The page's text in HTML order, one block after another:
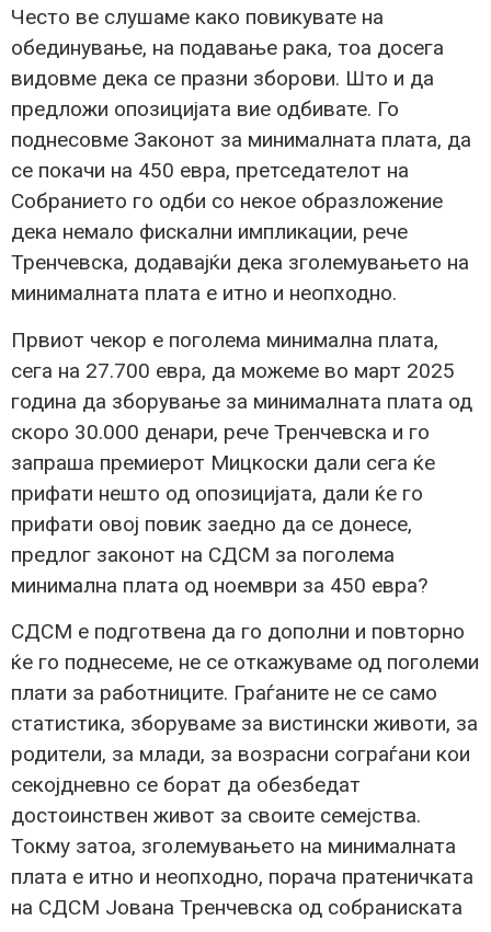
Често ве слушаме како повикувате на
обединување, на подавање рака, тоа досега
видовме дека се празни зборови. Што и да
предложи опозицијата вие одбивате. Го
поднесовме Законот за минималната плата, да
се покачи на 450 евра, претседателот на
Собранието го одби со некое образложение
дека немало фискални импликации, рече
Тренчевска, додавајќи дека зголемувањето на
минималната плата е итно и неопходно.
Првиот чекор е поголема минимална плата,
сега на 27.700 евра, да можеме во март 2025
година да зборување за минималната плата од
скоро 30.000 денари, рече Тренчевска и го
запраша премиерот Мицкоски дали сега ќе
прифати нешто од опозицијата, дали ќе го
прифати овој повик заедно да се донесе,
предлог законот на СДСМ за поголема
минимална плата од ноември за 450 евра?
СДСМ е подготвена да го дополни и повторно
ќе го поднесеме, не се откажуваме од поголеми
плати за работниците. Граѓаните не се само
статистика, зборуваме за вистински животи, за
родители, за млади, за возрасни сограѓани кои
секојдневно се борат да обезбедат
достоинствен живот за своите семејства.
Токму затоа, зголемувањето на минималната
плата е итно и неопходно, порача пратеничката
на СДСМ Јована Тренчевска од собраниската